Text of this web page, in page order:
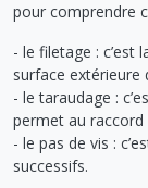
FLEXIBLE
ETANCHÉITÉ
FIXATION ET
RÉDUCTEUR
PILES ET
BLOC DE
SYSTÈMES
VMC ET
pour comprendre
- le filetage : c’est
surface extérieure
- le taraudage :
permet au raccord
- le pas de vis :
successifs.